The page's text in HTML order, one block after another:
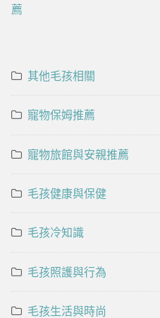
薦
其他毛孩相關
寵物保姆推薦
寵物旅館與安親推薦
毛孩健康與保健
毛孩冷知識
毛孩照護與行為
毛孩生活與時尚